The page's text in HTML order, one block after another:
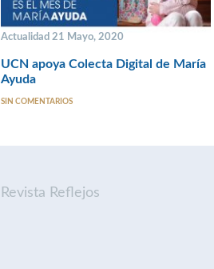
Actualidad 21 Mayo, 2020
UCN apoya Colecta Digital de María
Ayuda
SIN COMENTARIOS
Revista Reflejos